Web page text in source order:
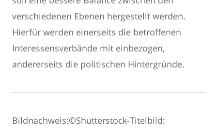
verschiedenen Ebenen hergestellt werden.
Hierfür werden einerseits die betroffenen
Interessensverbände mit einbezogen,
andererseits die politischen Hintergründe.
Bildnachweis:©Shutterstock-Titelbild: